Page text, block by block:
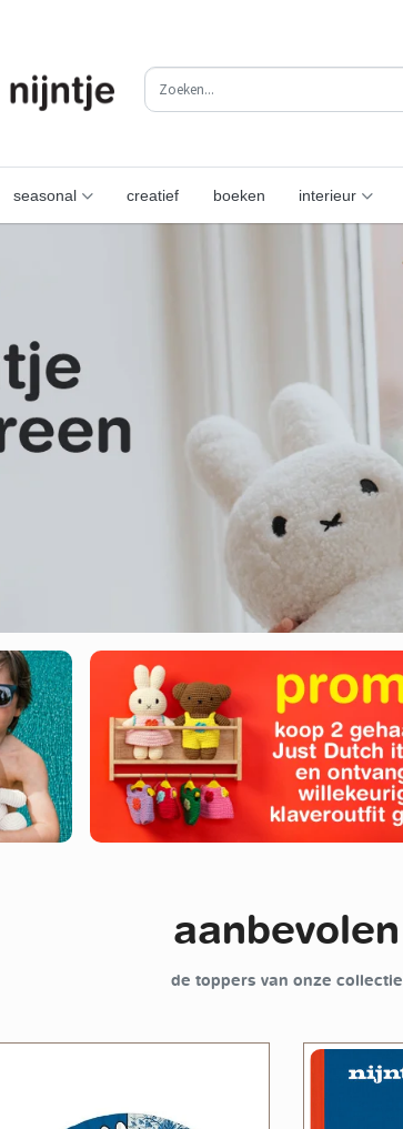
seasonal creatief boeken interieur
aanbevolen
de toppers van onze collectie